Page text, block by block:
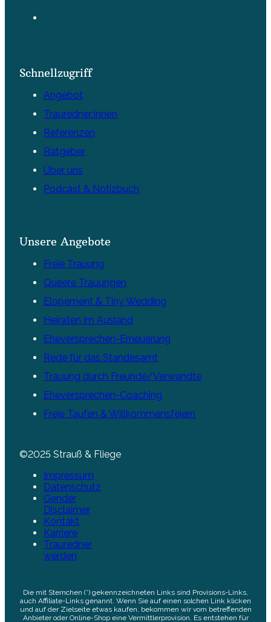
Schnellzugriff
Angebot
Trauredner:innen
Referenzen
Ratgeber
Über uns
Podcast & Notizbuch
Unsere Angebote
Freie Trauung
Queere Trauungen
Elopement & Tiny Wedding
Heiraten im Ausland
Eheversprechen-Erneuerung
Rede für das Standesamt
Trauung durch Freunde/Verwandte
Eheversprechen-Coaching
Freie Taufen & Willkommensfeiern
©2025 Strauß & Fliege
Impressum
Datenschutz
Gender
Disclaimer
Kontakt
Karriere
Trauredner
werden
Die mit Sternchen (*) gekennzeichneten Links sind Provisions-Links,
auch Affiliate-Links genannt. Wenn Sie auf einen solchen Link klicken
und auf der Zielseite etwas kaufen, bekommen wir vom betreffenden
Anbieter oder Online-Shop eine Vermittlerprovision. Es entstehen für